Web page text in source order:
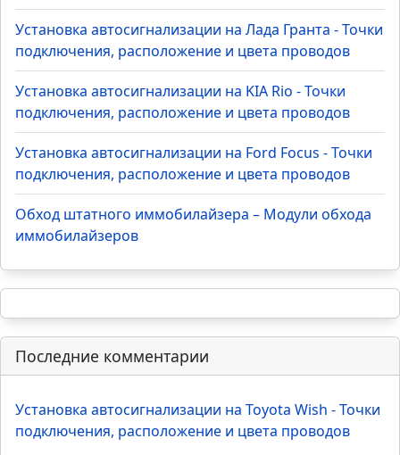
Установка автосигнализации на Лада Гранта - Точки
подключения, расположение и цвета проводов
Установка автосигнализации на KIA Rio - Точки
подключения, расположение и цвета проводов
Установка автосигнализации на Ford Focus - Точки
подключения, расположение и цвета проводов
Обход штатного иммобилайзера – Модули обхода
иммобилайзеров
Последние комментарии
Установка автосигнализации на Toyota Wish - Точки
подключения, расположение и цвета проводов